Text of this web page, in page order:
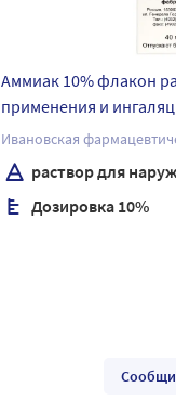
Аммиак 10% флакон
применения и
Ивановская
раствор для
Дозировка 10%